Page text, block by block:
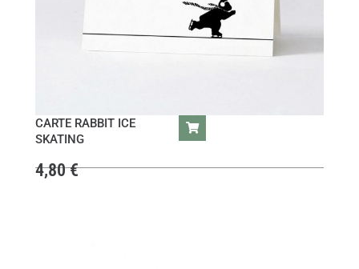
CARTE RABBIT ICE
SKATING
4,80€